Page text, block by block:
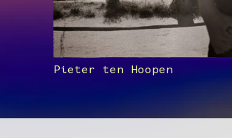
Pieter ten Hoopen